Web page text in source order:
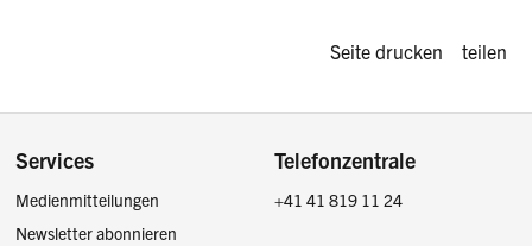
Diese Seite
Seite drucken teilen
Footer
Services
Medienmitteilungen
Newsletter abonnieren
Telefonzentrale
+41 41 819 11 24